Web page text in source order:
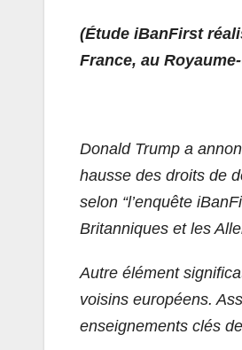
(Étude iBanFirst
France, au
Donald Trump a
hausse des droits de
selon “l’enquête
Britanniques et les
Autre élément
voisins européens.
enseignements clés